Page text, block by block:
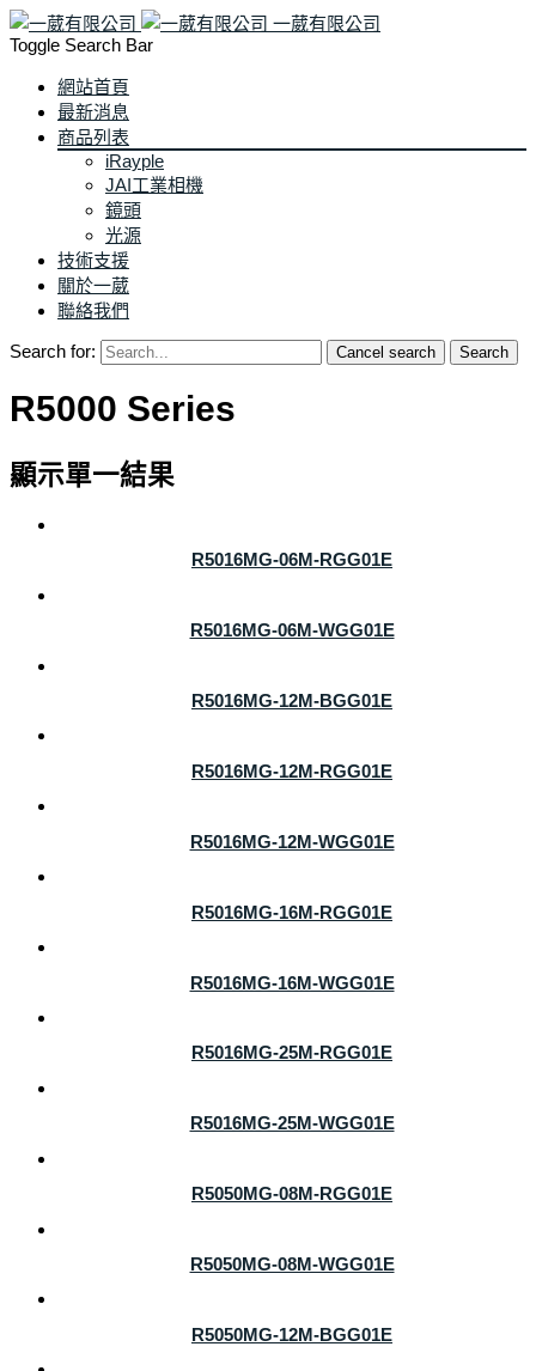
一葳有限公司
Toggle Search Bar
網站首頁
最新消息
商品列表
iRayple
JAI工業相機
鏡頭
光源
技術支援
關於一葳
聯絡我們
Search for:
Cancel search Search
R5000 Series
顯示單一結果
R5016MG-06M-RGG01E
R5016MG-06M-WGG01E
R5016MG-12M-BGG01E
R5016MG-12M-RGG01E
R5016MG-12M-WGG01E
R5016MG-16M-RGG01E
R5016MG-16M-WGG01E
R5016MG-25M-RGG01E
R5016MG-25M-WGG01E
R5050MG-08M-RGG01E
R5050MG-08M-WGG01E
R5050MG-12M-BGG01E